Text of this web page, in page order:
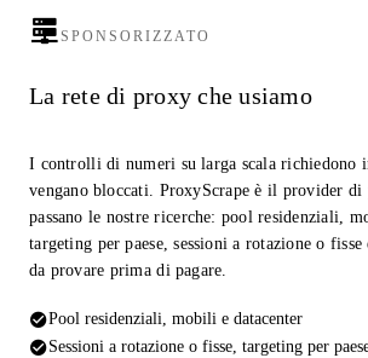
SPONSORIZZATO
La rete di proxy che usiamo
I controlli di numeri su larga scala richiedono
vengano bloccati. ProxyScrape è il provider
passano le nostre ricerche: pool residenziali,
targeting per paese, sessioni a rotazione o
da provare prima di pagare.
Pool residenziali, mobili e datacenter
Sessioni a rotazione o fisse, targeting per